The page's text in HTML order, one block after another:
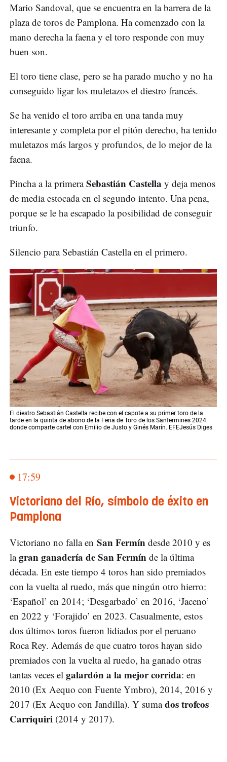
Mario Sandoval, que se encuentra en la barrera de la
plaza de toros de Pamplona. Ha comenzado con la
mano derecha la faena y el toro responde con muy
buen son.
El toro tiene clase, pero se ha parado mucho y no ha
conseguido ligar los muletazos el diestro francés.
Se ha venido el toro arriba en una tanda muy
interesante y completa por el pitón derecho, ha tenido
muletazos más largos y profundos, de lo mejor de la
faena.
Pincha a la primeraSebastián Castella y deja menos
de media estocada en el segundo intento. Una pena,
porque se le ha escapado la posibilidad de conseguir
triunfo.
Silencio para Sebastián Castella en el primero.
El diestro Sebastián Castella recibe con el capote a su primer toro de la
tarde en la quinta de abono de la Feria de Toro de los Sanfermines 2024
donde comparte cartel con Emilio de Justo y Ginés Marín. EFEJesús Diges
17:59
Victoriano del Río, símbolo de éxito en
Pamplona
Victoriano no falla en San Fermín desde 2010 y es
lagran ganadería de San Fermín de la última
década. En este tiempo 4 toros han sido premiados
con la vuelta al ruedo, más que ningún otro hierro:
‘Español’ en 2014; ‘Desgarbado’ en 2016, ‘Jaceno’
en 2022 y ‘Forajido’ en 2023. Casualmente, estos
dos últimos toros fueron lidiados por el peruano
Roca Rey. Además de que cuatro toros hayan sido
premiados con la vuelta al ruedo, ha ganado otras
tantas veces el galardón a la mejor corrida: en
2010 (Ex Aequo con Fuente Ymbro), 2014, 2016 y
2017 (Ex Aequo con Jandilla). Y sumados trofeos
Carriquiri (2014 y 2017).